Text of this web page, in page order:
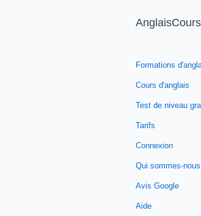
Formations
Cours d'anglais
Test de niveau
Tarifs
Connexion
Qui sommes-
Avis Google
Aide